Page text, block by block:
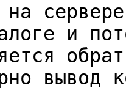
на
и